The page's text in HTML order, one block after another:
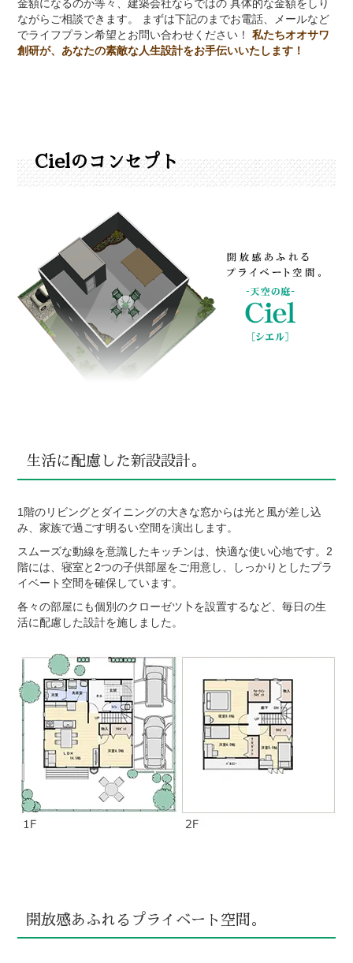
金額になるのか等々、建築会社ならではの 具体的な金額をしり
ながらご相談できます。 まずは下記のまでお電話、メールなど
でライフプラン希望とお問い合わせください！ 私たちオオサワ
創研が、あなたの素敵な人生設計をお手伝いいたします！
Cielのコンセプト
生活に配慮した新設設計。
1階のリビングとダイニングの大きな窓からは光と風が差し込
み、家族で過ごす明るい空間を演出します。
スムーズな動線を意識したキッチンは、快適な使い心地です。2
階には、寝室と2つの子供部屋をご用意し、しっかりとしたプラ
イベート空間を確保しています。
各々の部屋にも個別のクローゼツ卜を設置するなど、毎日の生
活に配慮した設計を施しました。
開放感あふれるプライベート空間。